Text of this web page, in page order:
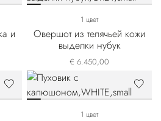
и
1 цвет
Овершот из телячьей кожи
выделки нубук
€ 6.450,00
1 цвет